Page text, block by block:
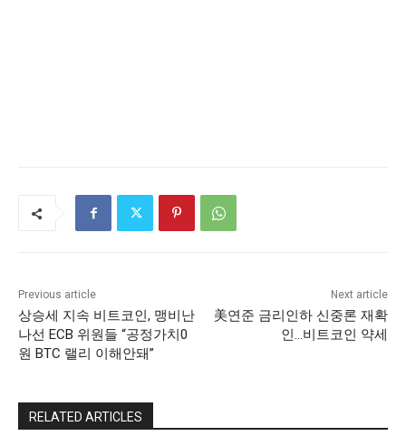
Previous article
상승세 지속 비트코인, 맹비난
나선 ECB 위원들 “공정가치0
원 BTC 랠리 이해안돼”
Next article
美연준 금리인하 신중론 재확
인…비트코인 약세
RELATED ARTICLES